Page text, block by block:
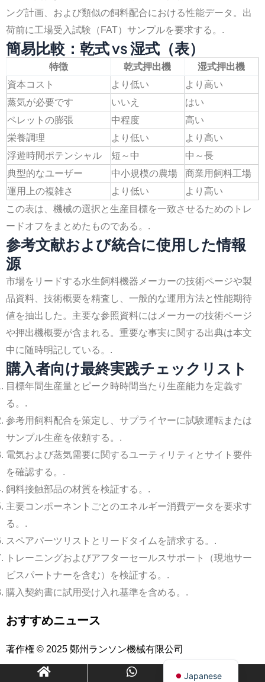
ング計画、および類似の飼料配合における性能データ。出
荷前に工場受入試験（FAT）サンプルを要求する。.
簡易比較：乾式 vs 湿式（表）
特徴 乾式押出機
湿式押出機
資本コスト
より低い
より高い
蒸気が必要です
いいえ
はい
ペレットの膨張
中程度
高い
栄養調理
より低い
より高い
浮遊時間ポテンシャル
短～中
中～長
典型的なユーザー
中小規模の農場
商業用飼料工場
運用上の複雑さ
より低い
より高い
この表は、機械の選択と生産目標を一致させるためのトレ
ードオフをまとめたものである。.
参考文献および統合に使用した情報
源
市場をリードする水生飼料機器メーカーの技術ページや製
品資料、技術概要を精査し、一般的な運用方法と性能期待
値を抽出した。主要な参照資料にはメーカーの技術ページ
や押出機概要が含まれる。重要な事実に関する出典は本文
中に随時明記している。.
購入者向け最終実践チェックリスト
目標年間生産量とピーク時時間当たり生産能力を定義す
る。.
参考用飼料配合を策定し、サプライヤーに試験運転または
サンプル生産を依頼する。.
電気および蒸気需要に関するユーティリティとサイト要件
を確認する。.
飼料接触部品の材質を検証する。.
主要コンポーネントごとのエネルギー消費データを要求す
る。.
スペアパーツリストとリードタイムを請求する。.
トレーニングおよびアフターセールスサポート（現地サー
ビスパートナーを含む）を検証する。.
購入契約書に試用受け入れ基準を含める。.
おすすめニュース
著作権 © 2025 鄭州ランソン機械有限公司
Japanese
French
Korean
Italian
Indonesian